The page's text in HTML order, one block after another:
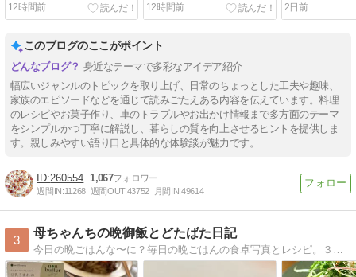
12時間前
12時間前
2日前
このブログのここがポイント
身近なテーマで多彩なアイデア紹介
幅広いジャンルのトピックを取り上げ、日常のちょっとした工夫や趣味、
家族のエピソードなどを通じて読みごたえある内容を伝えています。料理
のレシピやお菓子作り、車のトラブルやお出かけ情報まで多方面のテーマ
をシンプルかつ丁寧に解説し、暮らしの質を向上させるヒントを提供しま
す。親しみやすい語り口と具体的な体験談が魅力です。
260554 1,067
週間IN:11268 週間OUT:43752 月間IN:49614
3
母ちゃんちの晩御飯とどたばた日記
今日の晩ごはんな〜に？毎日の晩ごはんの食卓写真とレシピ。３兄妹（もうみんな大人ですが全員同居中）＋ラブラドールレトリバーのメイの毎日です。